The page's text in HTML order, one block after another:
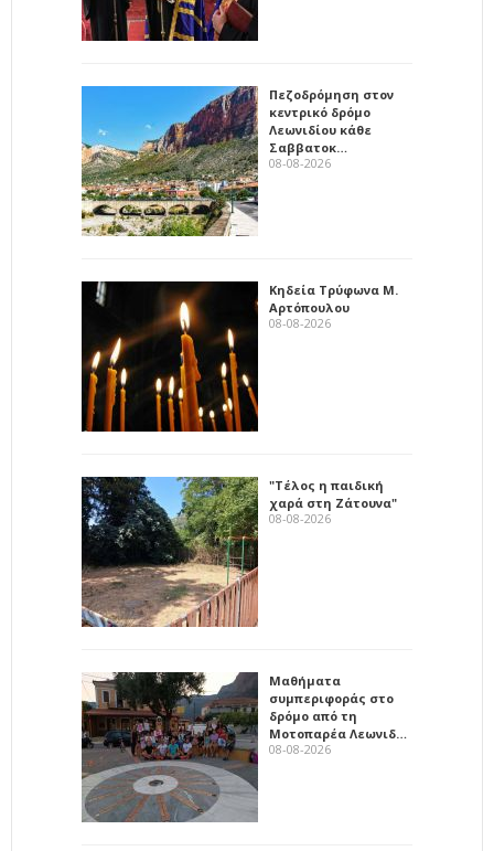
Πεζοδρόμηση στον
κεντρικό δρόμο
Λεωνιδίου κάθε
Σαββατοκ…
08-08-2026
Κηδεία Τρύφωνα Μ.
Αρτόπουλου
08-08-2026
"Τέλος η παιδική
χαρά στη Ζάτουνα"
08-08-2026
Μαθήματα
συμπεριφοράς στο
δρόμο από τη
Μοτοπαρέα Λεωνιδ…
08-08-2026